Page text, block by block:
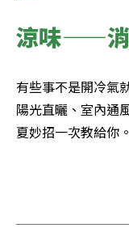
涼味——消
有些事不是開冷氣
陽光直曬、室內通
夏妙招一次教給你。